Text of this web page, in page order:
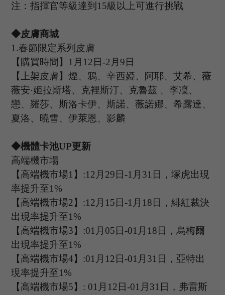
注：指揮官等級達到 15級以上可進行挑戰
◆皮膚商城
1 .春節限定系列皮膚
【購買時間】 1月12日-2月9日
【上架皮膚】煙、鴉、辛西婭、阿耶、艾希、薇
薇安·姬拉斯塔、克裡斯汀、克魯茲 、李凜、
戀、羅莎、斯洛卡伊、斯諾、薇諾娜、希露達、
夏洛、曉雪、伊萊恩、影麟
◆機體卡池UP更新
高端機市場
【高端機市場1 】 :1 2月 29日-1 月 31日，塚虎出現
率提升至1%
【高端機市場2 】 :12 月 15 日-1 月 18 日，緋紅裁決
出現率提升至1%
【高端機市場3】 :01 月05 日-01 月 18 日，烏梅爾
出現率提升至1%
【高端機市場4】 :01 月 12 日-01月 31 日，亞特出
現率提升至1%
【高端機市場5】 : 01 月 12 日-01月 31 日，弗雷斯